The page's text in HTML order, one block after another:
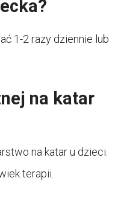
1-2 razy dziennie lub
na katar
na katar u dzieci.
terapii.